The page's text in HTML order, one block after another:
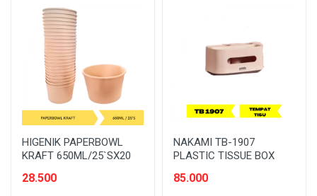
HIGENIK PAPERBOWL
KRAFT 650ML/25`SX20
28.500
NAKAMI TB-1907
PLASTIC TISSUE BOX
85.000